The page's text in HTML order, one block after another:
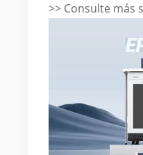
>> Consulte más